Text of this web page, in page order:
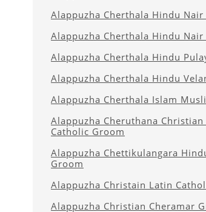
Alappuzha Cherthala Hindu
Alappuzha Cherthala Hindu Nair
Alappuzha Cherthala Hindu
Alappuzha Cherthala Hindu
Alappuzha Cherthala Islam
Alappuzha Cheruthana
Catholic Groom
Alappuzha Chettikulangara
Groom
Alappuzha Christain Latin
Alappuzha Christian Cheramar